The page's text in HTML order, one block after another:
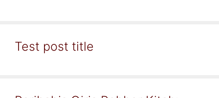
Test post title